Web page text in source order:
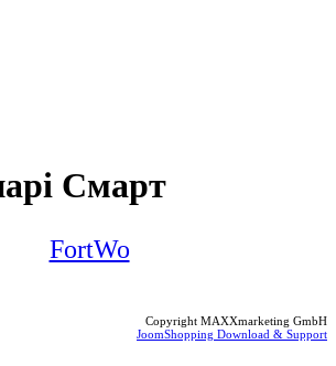
Смарт
FortWo
Copyright MAXXmarketing GmbH
JoomShopping Download & Support